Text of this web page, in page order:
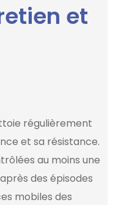
et
régulièrement
et sa résistance.
au moins une
des épisodes
mobiles des